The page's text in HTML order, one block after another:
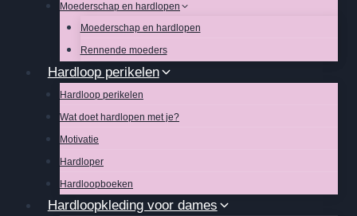
Moederschap en hardlopen
Moederschap en hardlopen
Rennende moeders
Hardloop perikelen
Hardloop perikelen
Wat doet hardlopen met je?
Motivatie
Hardloper
Hardloopboeken
Hardloopkleding voor dames